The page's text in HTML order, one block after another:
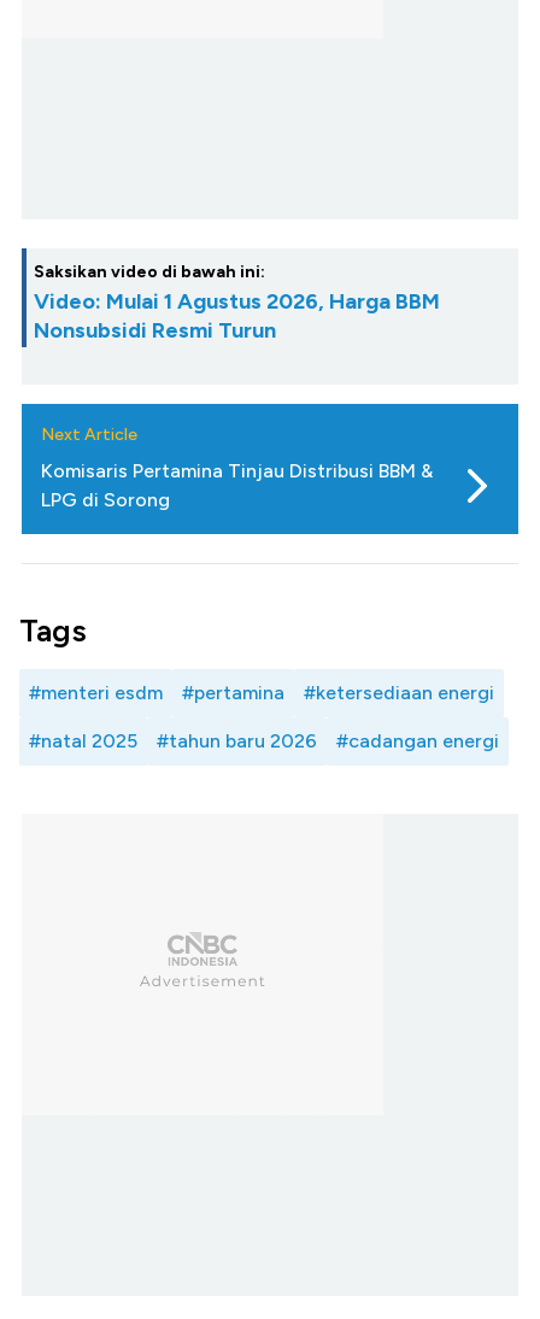
Saksikan video di bawah ini:
Video: Mulai 1 Agustus 2026, Harga BBM
Nonsubsidi Resmi Turun
Next Article
Komisaris Pertamina Tinjau Distribusi BBM &
LPG di Sorong
Tags
#menteri esdm #pertamina #ketersediaan energi
#natal 2025 #tahun baru 2026 #cadangan energi